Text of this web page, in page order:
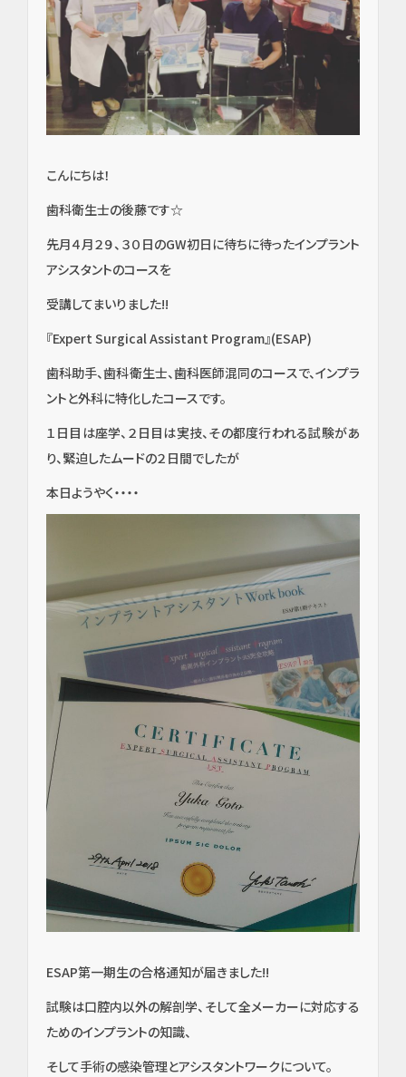
こんにちは！
歯科衛生士の後藤です☆
先月４月２９、３０日のGW初日に待ちに待ったインプラント
アシスタントのコースを
受講してまいりました!!
『Expert Surgical Assistant Program』(ESAP)
歯科助手、歯科衛生士、歯科医師混同のコースで、インプラ
ントと外科に特化したコースです。
１日目は座学、２日目は実技、その都度行われる試験があ
り、緊迫したムードの２日間でしたが
本日ようやく・・・・
ESAP第一期生の合格通知が届きました!!
試験は口腔内以外の解剖学、そして全メーカーに対応する
ためのインプラントの知識、
そして手術の感染管理とアシスタントワークについて。